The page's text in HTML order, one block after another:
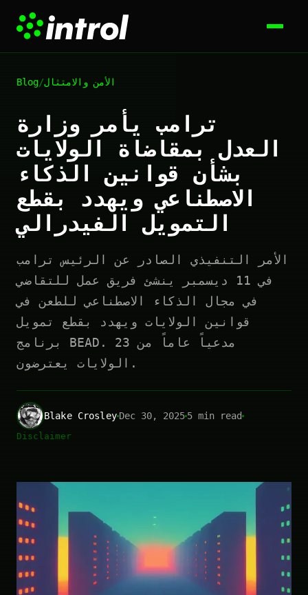
Blog/الأمن والامتثال
ترامب يأمر وزارة
العدل بمقاضاة الولايات
بشأن قوانين الذكاء
الاصطناعي ويهدد بقطع
التمويل الفيدرالي
الأمر التنفيذي الصادر عن الرئيس ترامب
في 11 ديسمبر ينشئ فريق عمل للتقاضي
في مجال الذكاء الاصطناعي للطعن في
قوانين الولايات ويهدد بقطع تمويل
برنامج BEAD. 23 مدعياً عاماً من
الولايات يعترضون.
Blake CrosleyDec 30, 20255 min read
Disclaimer